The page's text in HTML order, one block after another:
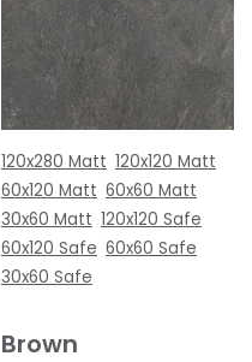
120x280 Matt 120x120 Matt
60x120 Matt 60x60 Matt
30x60 Matt 120x120 Safe
60x120 Safe 60x60 Safe
30x60 Safe
Brown